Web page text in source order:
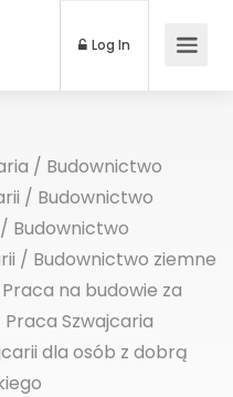
Log In
/ Budownictwo
/ Budownictwo
/ Budownictwo
/ Budownictwo ziemne
Praca na budowie za
Praca Szwajcaria
dla osób z dobrą